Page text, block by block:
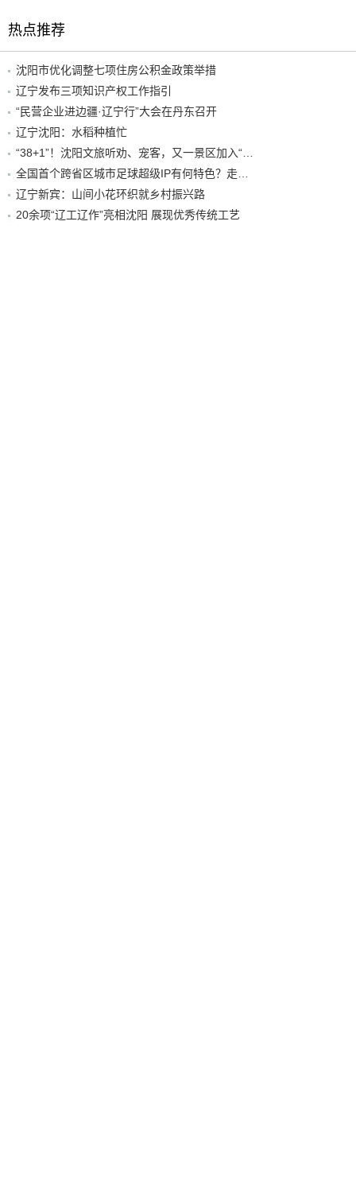
热点推荐
沈阳市优化调整七项住房公积金政策举措
辽宁发布三项知识产权工作指引
“民营企业进边疆·辽宁行”大会在丹东召开
辽宁沈阳：水稻种植忙
辽宁新宾：山间小花环织就乡村振兴路
20余项“辽工辽作”亮相沈阳 展现优秀传统工艺